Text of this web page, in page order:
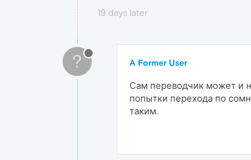
19 days later
? A Former User
Сам переводчик может и
попытки перехода по
таким.